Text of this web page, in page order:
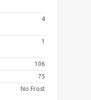
4
1
106
75
No Frost